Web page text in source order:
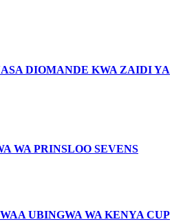
DIOMANDE KWA ZAIDI YA
WA PRINSLOO SEVENS
UBINGWA WA KENYA CUP